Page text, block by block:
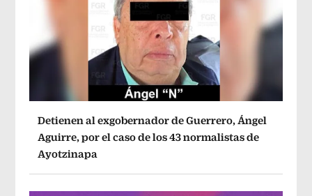
Detienen al exgobernador de Guerrero, Ángel
Aguirre, por el caso de los 43 normalistas de
Ayotzinapa